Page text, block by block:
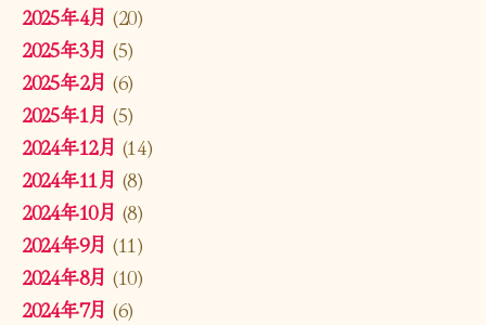
2025年4月 (20)
2025年3月 (5)
2025年2月 (6)
2025年1月 (5)
2024年12月 (14)
2024年11月 (8)
2024年10月 (8)
2024年9月 (11)
2024年8月 (10)
2024年7月 (6)